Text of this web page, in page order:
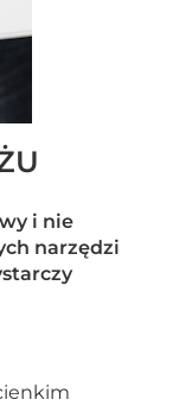
i nie
narzędzi